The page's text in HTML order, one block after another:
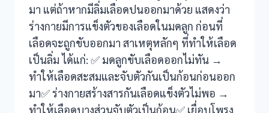
satın al
panel
panel
panel
มา แต่ถ้าหากมีลิ่มเลือดปนออกมาด้วย แสดงว่า
ร่างกายมีการแข็งตัวของเลือดในมดลูก ก่อนที่
เลือดจะถูกขับออกมา สาเหตุหลักๆ ที่ทำให้เลือด
เป็นลิ่ม ได้แก่: ✅ มดลูกขับเลือดออกไม่ทัน →
ทำให้เลือดสะสมและจับตัวกันเป็นก้อนก่อนออก
มา✅ ร่างกายสร้างสารกันเลือดแข็งตัวไม่พอ →
ทำให้เลือดบางส่วนจับตัวเป็นก้อน✅ เยื่อบุโพรง